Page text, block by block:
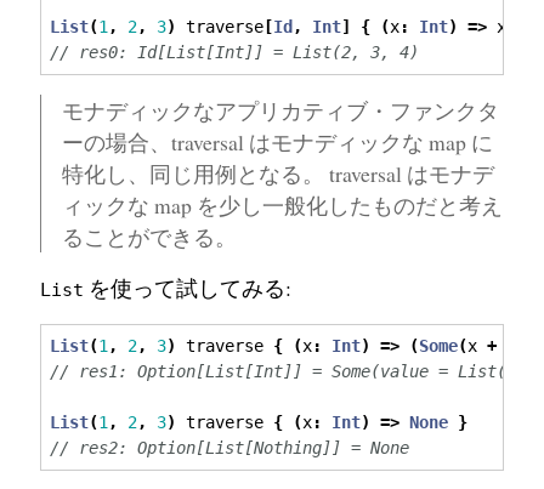
List(1 , 2, 3) traverse[Id, Int] { (x: Int) => x
// res0: Id[List[Int]] = List(2, 3, 4)
モナディックなアプリカティブ・ファンクタ
ーの場合、traversal はモナディックな map に
特化し、同じ用例となる。 traversal はモナデ
ィックな map を少し一般化したものだと考え
ることができる。
List を使って試してみる:
List(1 , 2, 3) traverse { (x: Int) => (Some(x +
// res1: Option[List[Int]] = Some(value = List(2,
List(1 , 2, 3) traverse { (x: Int) => None }
// res2: Option[List[Nothing]] = None